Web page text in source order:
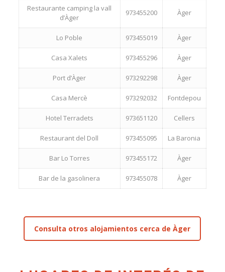
Restaurante camping la vall
d’Àger
973455200 Àger
Lo Poble 973455019 Àger
Casa Xalets 973455296 Àger
Port d’Àger 973292298 Àger
Casa Mercè 973292032 Fontdepou
Hotel Terradets 973651120 Cellers
Restaurant del Doll 973455095 La Baronia
Bar Lo Torres 973455172 Àger
Bar de la gasolinera 973455078 Àger
Consulta otros alojamientos cerca de Àger